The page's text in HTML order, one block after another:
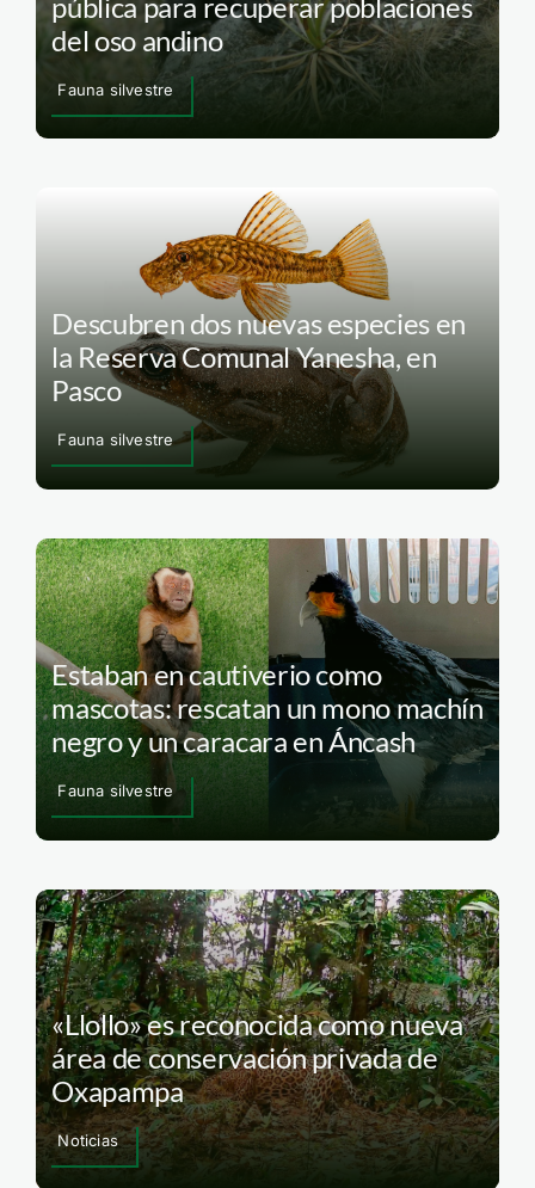
del oso andino
Fauna silvestre
Descubren dos nuevas especies en
la Reserva Comunal Yanesha, en
Pasco
Fauna silvestre
Estaban en cautiverio como
mascotas: rescatan un mono machín
negro y un caracara en Áncash
Fauna silvestre
«Llollo» es reconocida como nueva
área de conservación privada de
Oxapampa
Noticias